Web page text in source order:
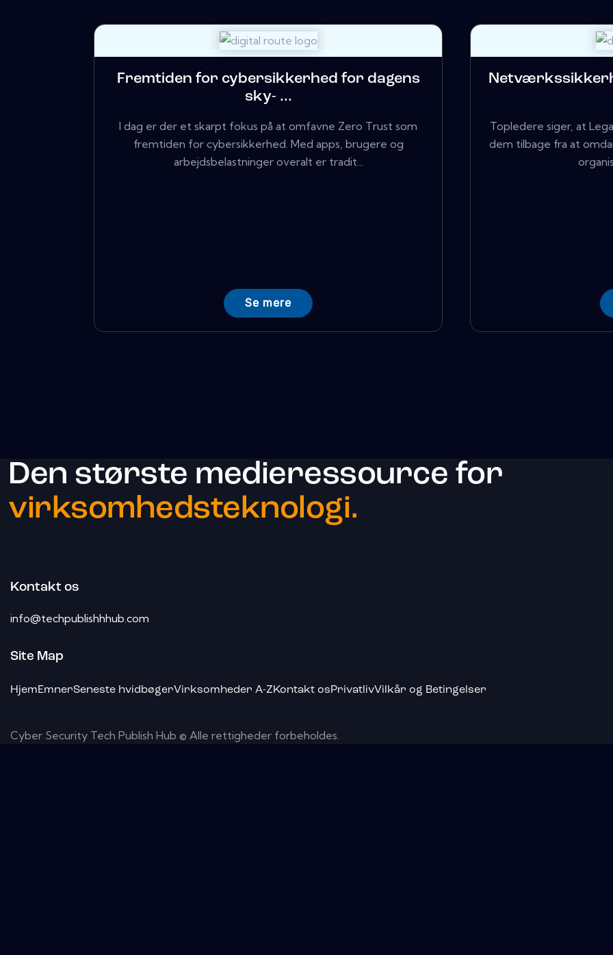
Fremtiden for cybersikkerhed for dagens
sky- ...
I dag er der et skarpt fokus på at omfavne Zero Trust som
fremtiden for cybersikkerhed. Med apps, brugere og
arbejdsbelastninger overalt er tradit...
Se mere
Topledere siger, at
dem tilbage fra at
Den største medieressource for
virksomhedsteknologi.
Kontakt os
info@techpublishhhub.com
Site Map
HjemEmnerSeneste hvidbøgerVirksomheder A-ZKontakt osPrivatlivVilkår og Betingelser
Cyber ​​Security Tech Publish Hub © Alle rettigheder forbeholdes.